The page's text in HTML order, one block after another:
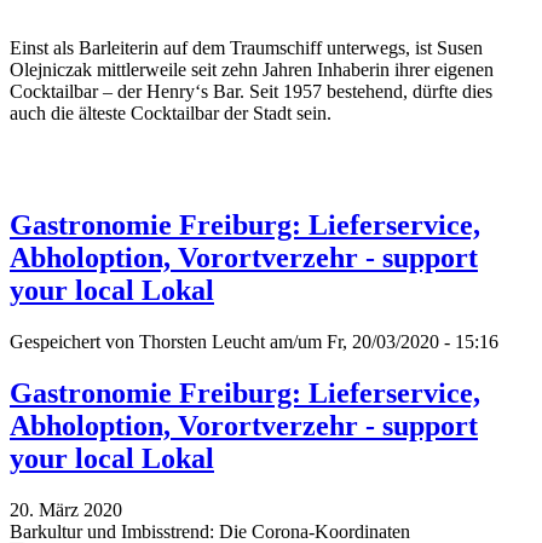
Einst als Barleiterin auf dem Traumschiff unterwegs, ist Susen
Olejniczak mittlerweile seit zehn Jahren Inhaberin ihrer eigenen
Cocktailbar – der Henry‘s Bar. Seit 1957 bestehend, dürfte dies
auch die älteste Cocktailbar der Stadt sein.
Gastronomie Freiburg: Lieferservice,
Abholoption, Vorortverzehr - support
your local Lokal
Gespeichert von Thorsten Leucht am/um Fr, 20/03/2020 - 15:16
Gastronomie Freiburg: Lieferservice,
Abholoption, Vorortverzehr - support
your local Lokal
20. März 2020
Barkultur und Imbisstrend: Die Corona-Koordinaten